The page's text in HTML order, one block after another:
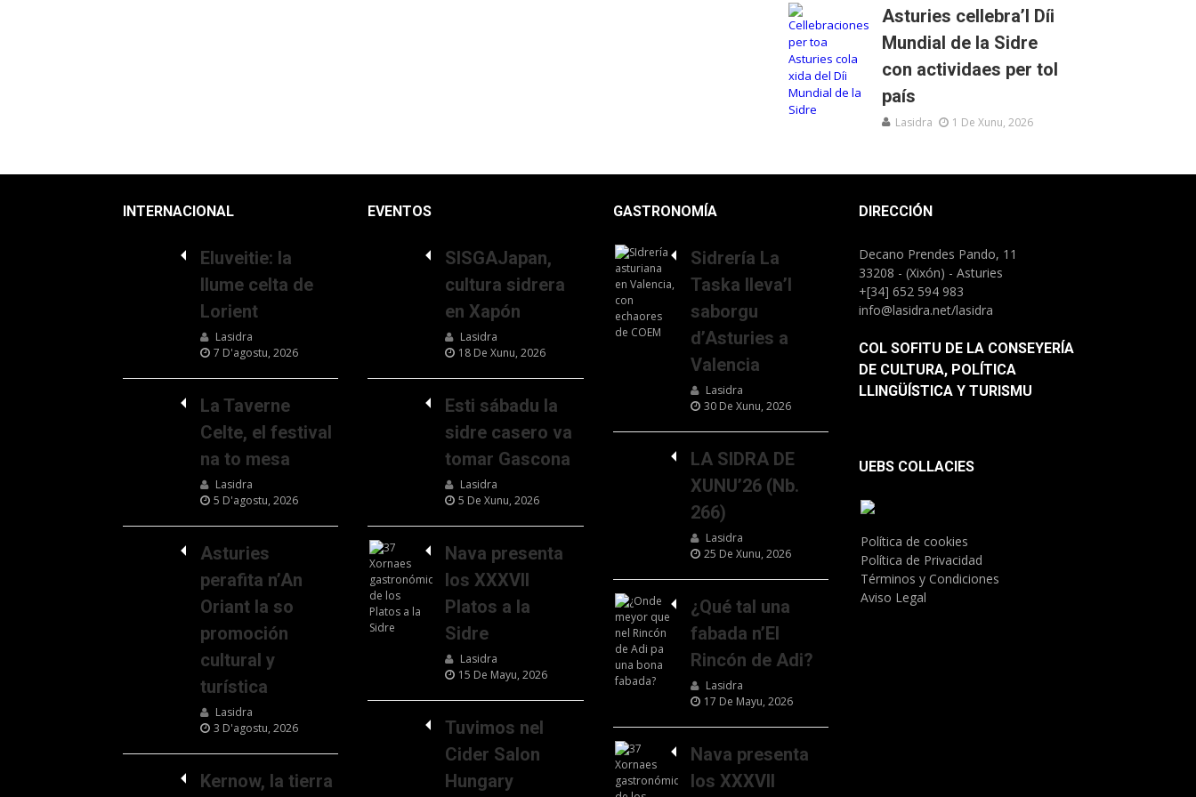
Asturies cellebra’l Díi
Mundial de la Sidre
con actividaes per tol
país
Lasidra 1 De Xunu, 2026
INTERNACIONAL
Eluveitie: la
llume celta de
Lorient
Lasidra
7 D'agostu, 2026
La Taverne
Celte, el festival
na to mesa
Lasidra
5 D'agostu, 2026
Asturies
perafita n’An
Oriant la so
promoción
cultural y
turística
Lasidra
3 D'agostu, 2026
Kernow, la tierra
EVENTOS
SISGAJapan,
cultura sidrera
en Xapón
Lasidra
18 De Xunu, 2026
Esti sábadu la
sidre casero va
tomar Gascona
Lasidra
5 De Xunu, 2026
Nava presenta
los XXXVII
Platos a la
Sidre
Lasidra
15 De Mayu, 2026
Tuvimos nel
Cider Salon
Hungary
GASTRONOMÍA
Sidrería La
Taska lleva’l
saborgu
d’Asturies a
Valencia
Lasidra
30 De Xunu, 2026
LA SIDRA DE
XUNU’26 (Nb.
266)
Lasidra
25 De Xunu, 2026
¿Qué tal una
fabada n’El
Rincón de Adi?
Lasidra
17 De Mayu, 2026
Nava presenta
los XXXVII
DIRECCIÓN
Decano Prendes Pando, 11
33208 - (Xixón) - Asturies
+[34] 652 594 983
info@lasidra.net/lasidra
COL SOFITU DE LA CONSEYERÍA
DE CULTURA, POLÍTICA
LLINGÜÍSTICA Y TURISMU
UEBS COLLACIES
Política de cookies
Política de Privacidad
Términos y Condiciones
Aviso Legal